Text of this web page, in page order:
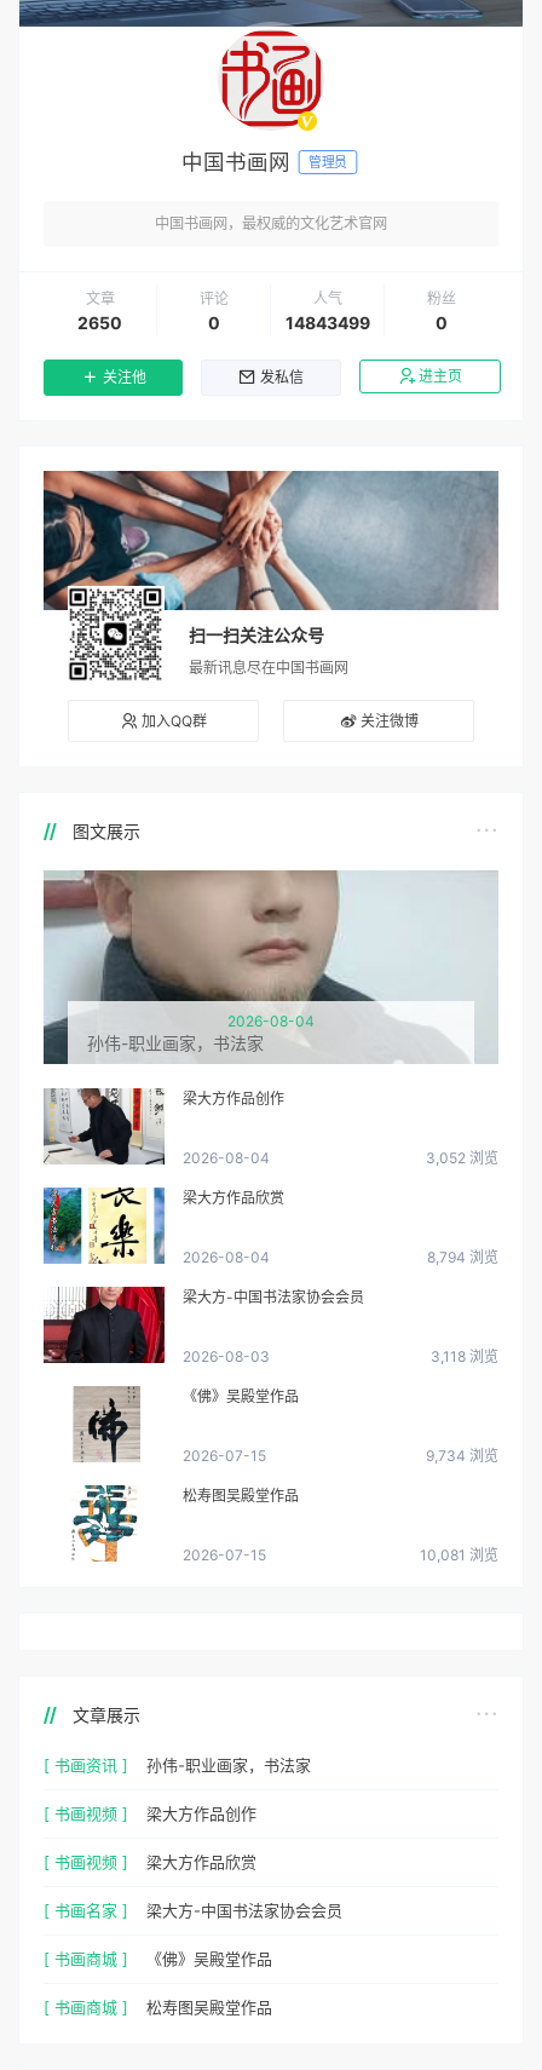
中国书画网 管理员
中国书画网，最权威的文化艺术官网
文章
2650
评论
0
人气
14843499
粉丝
0
关注他 发私信 进主页
扫一扫关注公众号
最新讯息尽在中国书画网
加入QQ群 关注微博
图文展示
2026-08-04
孙伟-职业画家，书法家
梁大方作品创作
2026-08-04 3,052 浏览
梁大方作品欣赏
2026-08-04 8,794 浏览
梁大方-中国书法家协会会员
2026-08-03 3,118 浏览
《佛》吴殿堂作品
2026-07-15 9,734 浏览
松寿图吴殿堂作品
2026-07-15 10,081 浏览
文章展示
[ 书画资讯 ] 孙伟-职业画家，书法家
[ 书画视频 ] 梁大方作品创作
[ 书画视频 ] 梁大方作品欣赏
[ 书画名家 ] 梁大方-中国书法家协会会员
[ 书画商城 ] 《佛》吴殿堂作品
[ 书画商城 ] 松寿图吴殿堂作品